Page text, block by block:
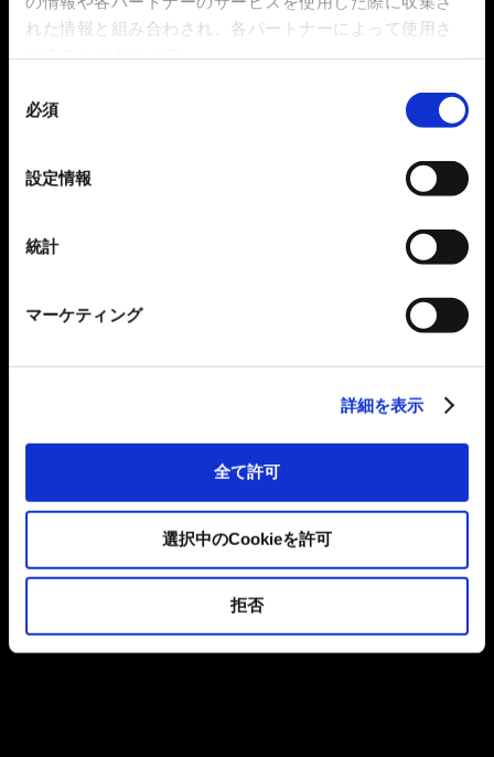
れた情報と組み合わされ、各パートナーによって使用さ
必須
設定情報
統計
マーケティング
詳細を表示
全て許可
選択中のCookieを許可
拒否